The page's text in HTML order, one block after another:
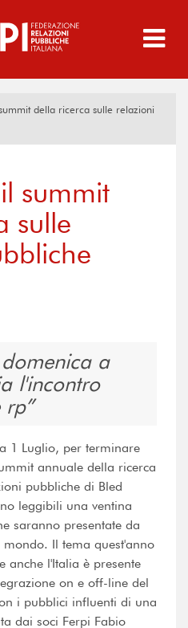
della ricerca sulle relazioni
summit
sulle
a
l'incontro
rp
1 Luglio, per terminare
annuale della ricerca
pubbliche di Bled
leggibili una ventina
saranno presentate da
Il tema quest'anno
anche l'Italia è presente
on e off-line del
i pubblici influenti di una
dai soci Ferpi Fabio